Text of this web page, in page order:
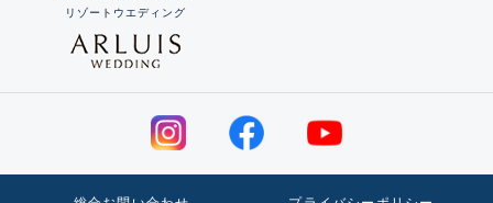
リゾートウエディング